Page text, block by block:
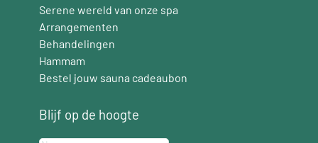
Serene wereld van onze spa
Arrangementen
Behandelingen
Hammam
Bestel jouw sauna cadeaubon
Blijf op de hoogte